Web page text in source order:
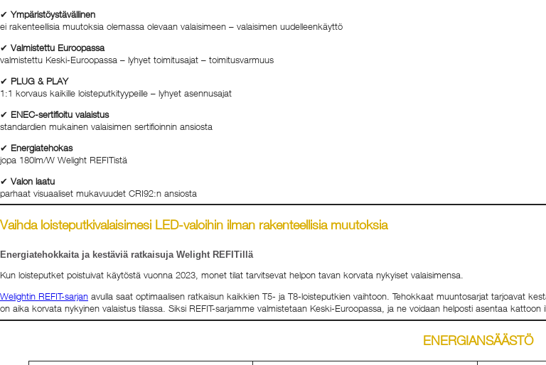
✔ Ympäristöystävällinen
ei rakenteellisia muutoksia olemassa olevaan valaisimeen – valaisimen uudelleenkäyttö
✔ Valmistettu Euroopassa
valmistettu Keski-Euroopassa – lyhyet toimitusajat – toimitusvarmuus
✔ PLUG & PLAY
1:1 korvaus kaikille loisteputkityypeille – lyhyet asennusajat
✔ ENEC-sertifioitu valaistus
standardien mukainen valaisimen sertifioinnin ansiosta
✔ Energiatehokas
jopa 180lm/W Welight REFITistä
✔ Valon laatu
parhaat visuaaliset mukavuudet CRI92:n ansiosta
Vaihda loisteputkivalaisimesi LED-valoihin ilman rakenteellisia muutoksia
Energiatehokkaita ja kestäviä ratkaisuja Welight REFITillä
Kun loisteputket poistuivat käytöstä vuonna 2023, monet tilat tarvitsevat helpon tavan korvata nykyiset valaisimensa.
Welightin REFIT-sarjan avulla saat optimaalisen ratkaisun kaikkien T5- ja T8-loisteputkien vaihtoon. Tehokkaat muuntosarjat tarjoavat
on aika korvata nykyinen valaistus tilassa. Siksi REFIT-sarjamme valmistetaan Keski-Euroopassa, ja ne voidaan helposti asentaa
ENERGIANSÄÄSTÖ